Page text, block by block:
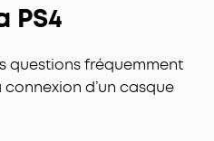
PS4
questions fréquemment
d’un casque